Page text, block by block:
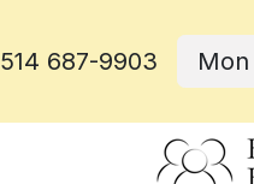
514 687-9903